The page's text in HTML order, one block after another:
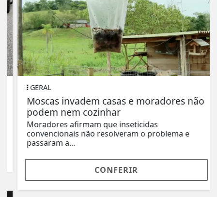
GERAL
Moscas invadem casas e moradores não
podem nem cozinhar
Moradores afirmam que inseticidas
convencionais não resolveram o problema e
passaram a...
CONFERIR